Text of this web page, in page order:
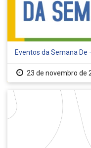
Eventos da Semana
23 de novembro de